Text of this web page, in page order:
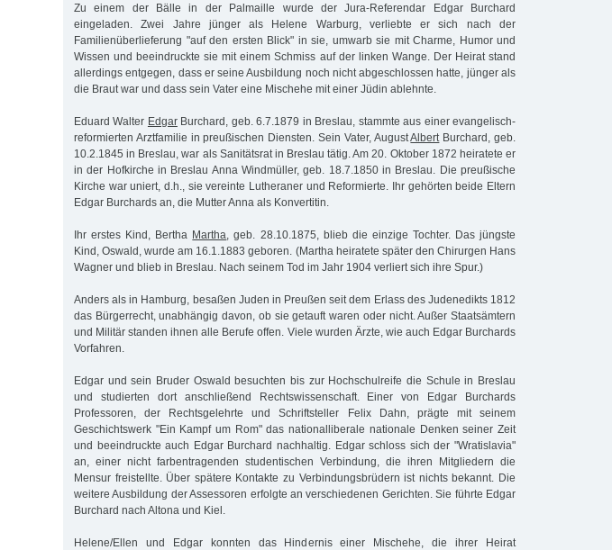
Zu einem der Bälle in der Palmaille wurde der Jura-Referendar Edgar Burchard
eingeladen. Zwei Jahre jünger als Helene Warburg, verliebte er sich nach der
Familienüberlieferung "auf den ersten Blick" in sie, umwarb sie mit Charme, Humor und
Wissen und beeindruckte sie mit einem Schmiss auf der linken Wange. Der Heirat stand
allerdings entgegen, dass er seine Ausbildung noch nicht abgeschlossen hatte, jünger als
die Braut war und dass sein Vater eine Mischehe mit einer Jüdin ablehnte.
Eduard Walter EdgarBurchard, geb. 6.7.1879 in Breslau, stammte aus einer evangelisch-
reformierten Arztfamilie in preußischen Diensten. Sein Vater, AugustAlbert Burchard, geb.
10.2.1845 in Breslau, war als Sanitätsrat in Breslau tätig. Am 20. Oktober 1872 heiratete er
in der Hofkirche in Breslau Anna Windmüller, geb. 18.7.1850 in Breslau. Die preußische
Kirche war uniert, d.h., sie vereinte Lutheraner und Reformierte. Ihr gehörten beide Eltern
Edgar Burchards an, die Mutter Anna als Konvertitin.
Ihr erstes Kind, Bertha Martha , geb. 28.10.1875, blieb die einzige Tochter. Das jüngste
Kind, Oswald, wurde am 16.1.1883 geboren. (Martha heiratete später den Chirurgen Hans
Wagner und blieb in Breslau. Nach seinem Tod im Jahr 1904 verliert sich ihre Spur.)
Anders als in Hamburg, besaßen Juden in Preußen seit dem Erlass des Judenedikts 1812
das Bürgerrecht, unabhängig davon, ob sie getauft waren oder nicht. Außer Staatsämtern
und Militär standen ihnen alle Berufe offen. Viele wurden Ärzte, wie auch Edgar Burchards
Vorfahren.
Edgar und sein Bruder Oswald besuchten bis zur Hochschulreife die Schule in Breslau
und studierten dort anschließend Rechtswissenschaft. Einer von Edgar Burchards
Professoren, der Rechtsgelehrte und Schriftsteller Felix Dahn, prägte mit seinem
Geschichtswerk "Ein Kampf um Rom" das nationalliberale nationale Denken seiner Zeit
und beeindruckte auch Edgar Burchard nachhaltig. Edgar schloss sich der "Wratislavia"
an, einer nicht farbentragenden studentischen Verbindung, die ihren Mitgliedern die
Mensur freistellte. Über spätere Kontakte zu Verbindungsbrüdern ist nichts bekannt. Die
weitere Ausbildung der Assessoren erfolgte an verschiedenen Gerichten. Sie führte Edgar
Burchard nach Altona und Kiel.
Helene/Ellen und Edgar konnten das Hindernis einer Mischehe, die ihrer Heirat